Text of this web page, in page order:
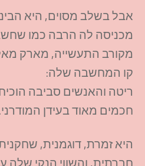
אבל בשלב מסוים, היא
מכניסה לה הרבה כמו
מקורב התעשייה, מארק
קו המחשבה שלה:
ריטה והאנשים סביבה
חכמים מאוד בעידן המודרני.
היא זמרת, דוגמנית,